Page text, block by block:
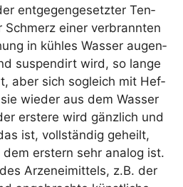
ent­ge­gen­ge­setz­ter Ten­
einer ver­brann­ten
in küh­les Was­ser augen­
sus­pen­dirt wird, so lan­ge
aber sich sogleich mit Hef­
wie­der aus dem Was­ser
ers­te­re wird gänz­lich und
ist, voll­stän­dig geheilt,
erstern sehr ana­log ist.
Arzen­ei­mit­tels, z.B. der